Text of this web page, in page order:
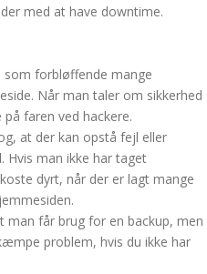
med at have downtime.
forbløffende mange
Når man taler om sikkerhed
faren ved hackere.
at der kan opstå fejl eller
Hvis man ikke har taget
dyrt, når der er lagt mange
får brug for en backup, men
problem, hvis du ikke har